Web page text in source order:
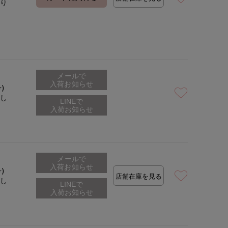
メールで
入荷お知らせ
メールで
入荷お知らせ
店舗在庫を見る